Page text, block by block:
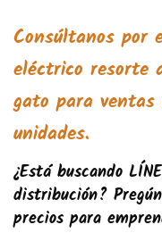
Consúltanos por
eléctrico resorte
gato para
unidades.
¿Está buscando
distribución?
precios para